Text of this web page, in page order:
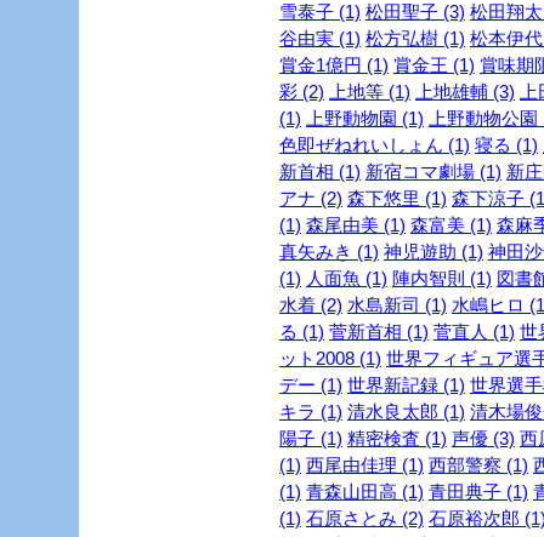
雪泰子 (1) 松田聖子 (3) 松田翔
谷由実 (1) 松方弘樹 (1) 松本伊
賞金1億円 (1) 賞金王 (1) 賞味期
彩 (2)
上地等 (1) 上地雄輔 (3)
(1)
上野動物園 (1)
上野動物公園
色即ぜねれいしょん (1) 寝る (1)
新首相 (1) 新宿コマ劇場 (1) 新
アナ (2) 森下悠里 (1) 森下涼子
(1) 森尾由美 (1) 森富美 (1) 森麻
真矢みき (1) 神児遊助 (1) 神田
(1) 人面魚 (1) 陣内智則 (1) 図書
水着 (2) 水島新司 (1) 水嶋ヒロ
る (1) 菅新首相 (1) 菅直人 (1) 世
ット2008 (1) 世界フィギュア選
デー (1) 世界新記録 (1) 世界選
キラ (1) 清水良太郎 (1) 清木場
陽子 (1) 精密検査 (1) 声優 (3) 西
(1) 西尾由佳理 (1) 西部警察 (1)
(1) 青森山田高 (1) 青田典子 (1)
(1) 石原さとみ (2) 石原裕次郎